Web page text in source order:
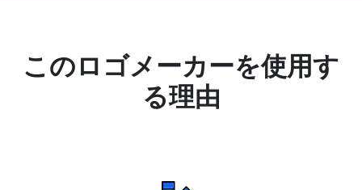
このロゴメーカーを使用す
る理由